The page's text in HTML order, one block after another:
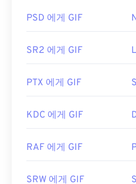
우저, 운영 체제에서 쉽게
으로 GIF를 열려면
Photos, Adobe
macOS에서는 Adobe
PSD 에게 GIF
SR2 에게 GIF
PTX 에게 GIF
KDC 에게 GIF
RAF 에게 GIF
SRW 에게 GIF